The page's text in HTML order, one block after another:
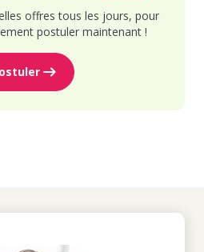
offres tous les jours, pour
postuler maintenant !